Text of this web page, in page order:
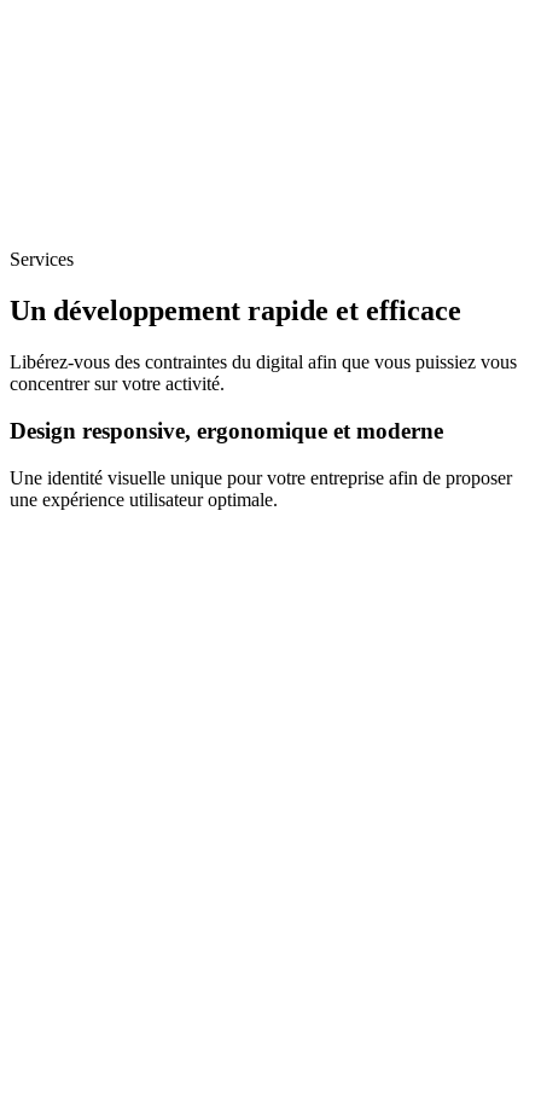
Services
Un développement rapide et efficace
Libérez-vous des contraintes du digital afin que vous puissiez vous
concentrer sur votre activité.
Design responsive, ergonomique et moderne
Une identité visuelle unique pour votre entreprise afin de proposer
une expérience utilisateur optimale.